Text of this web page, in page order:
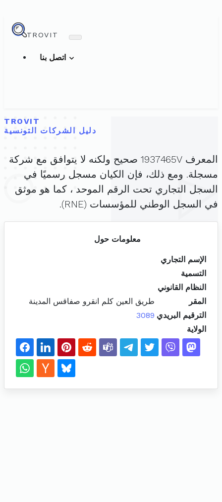
TROVIT
TROVIT
دليل الشركات التونسية
المعرف 1937465V صحيح ولكنه لا يتوافق مع شركة
مسجلة. ومع ذلك، فإن الكيان مسجل رسميًا في
السجل التجاري تحت الرقم الموحد ، كما هو موثق
في السجل الوطني للمؤسسات (RNE).
معلومات حول
الإسم التجاري
التسمية
النظام القانوني
المقر
طريق العين كلم انقرو صفاقس المدينة
الترقيم البريدي 3089
الولاية